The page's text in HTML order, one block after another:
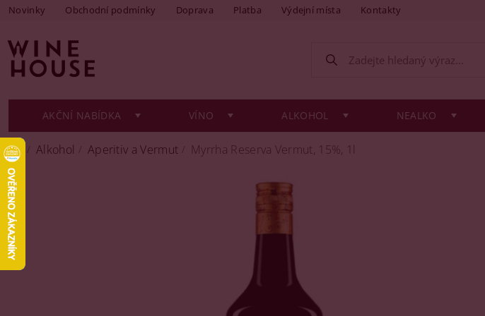
Novinky Obchodní podmínky Doprava Platba Výdejní místa Kontakty
AKČNÍ NABÍDKA VÍNO ALKOHOL NEALKO
Alkohol Aperitiv a Vermut Myrrha Reserva Vermut, 15%, 1l